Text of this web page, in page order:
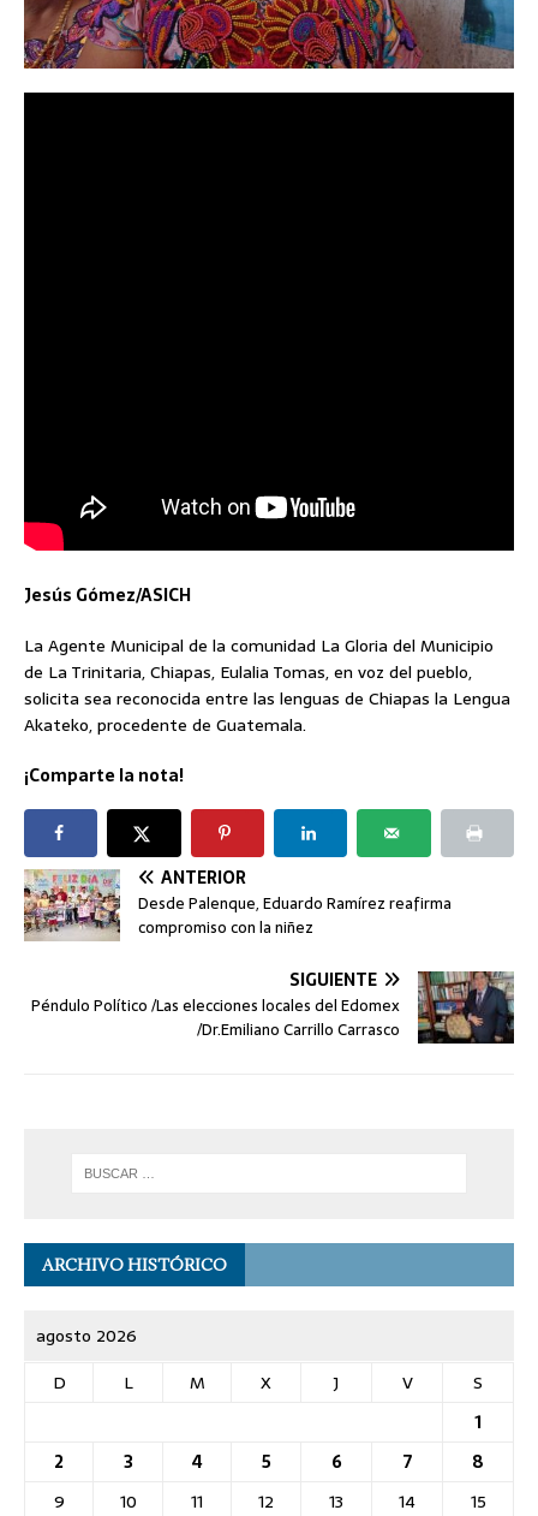
Jesús Gómez/ASICH
La Agente Municipal de la comunidad La Gloria del Municipio
de La Trinitaria, Chiapas, Eulalia Tomas, en voz del pueblo,
solicita sea reconocida entre las lenguas de Chiapas la Lengua
Akateko, procedente de Guatemala.
¡Comparte la nota!
ANTERIOR
Desde Palenque, Eduardo Ramírez reafirma
compromiso con la niñez
SIGUIENTE
Péndulo Político /Las elecciones locales del Edomex
/Dr.Emiliano Carrillo Carrasco
ARCHIVO HISTÓRICO
agosto 2026
D
L M X J V
S
1
2
3 4 5 6 7
8
9
10 11 12 13 14
15